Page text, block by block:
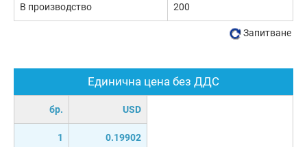
Единична цена без ДДС
бр. USD
1 0.19902
В производство 200
Запитване